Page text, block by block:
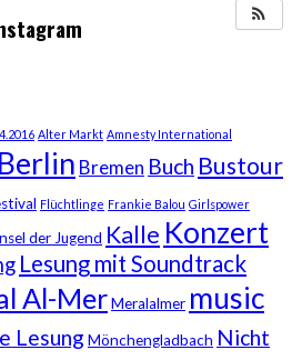
Alter Markt Amnesty International
Berlin Bremen Buch Bustour
Flüchtlinge Frankie Balou Girlspower
der Jugend Kalle Konzert
Lesung mit Soundtrack
Al-MerMeralalmer music
Lesung Mönchengladbach Nicht